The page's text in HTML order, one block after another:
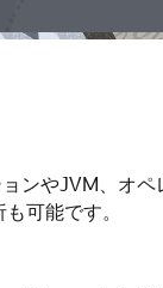
ンやJVM、オ
可能です。